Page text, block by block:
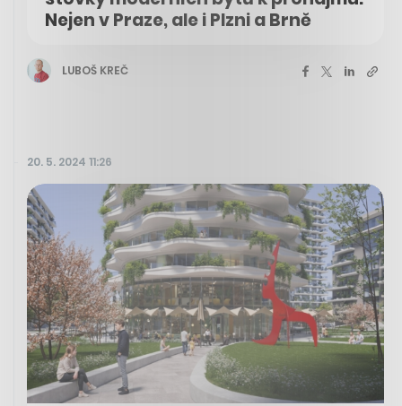
Nejen v Praze, ale i Plzni a Brně
LUBOŠ KREČ
20. 5. 2024 11:26